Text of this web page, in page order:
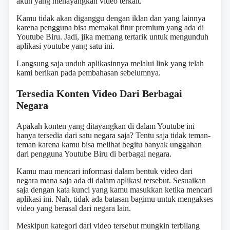
Kamu tidak akan diganggu dengan iklan dan yang lainnya
karena pengguna bisa memakai fitur premium yang ada di
Youtube Biru. Jadi, jika memang tertarik untuk mengunduh
aplikasi youtube yang satu ini.
Langsung saja unduh aplikasinnya melalui link yang telah
kami berikan pada pembahasan sebelumnya.
Tersedia Konten Video Dari Berbagai
Negara
Apakah konten yang ditayangkan di dalam Youtube ini
hanya tersedia dari satu negara saja? Tentu saja tidak teman-
teman karena kamu bisa melihat begitu banyak unggahan
dari pengguna Youtube Biru di berbagai negara.
Kamu mau mencari informasi dalam bentuk video dari
negara mana saja ada di dalam aplikasi tersebut. Sesuaikan
saja dengan kata kunci yang kamu masukkan ketika mencari
aplikasi ini. Nah, tidak ada batasan bagimu untuk mengakses
video yang berasal dari negara lain.
Meskipun kategori dari video tersebut mungkin terbilang